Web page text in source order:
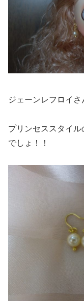
ジェーンレフロイさ
プリンセススタイ
でしょ！！